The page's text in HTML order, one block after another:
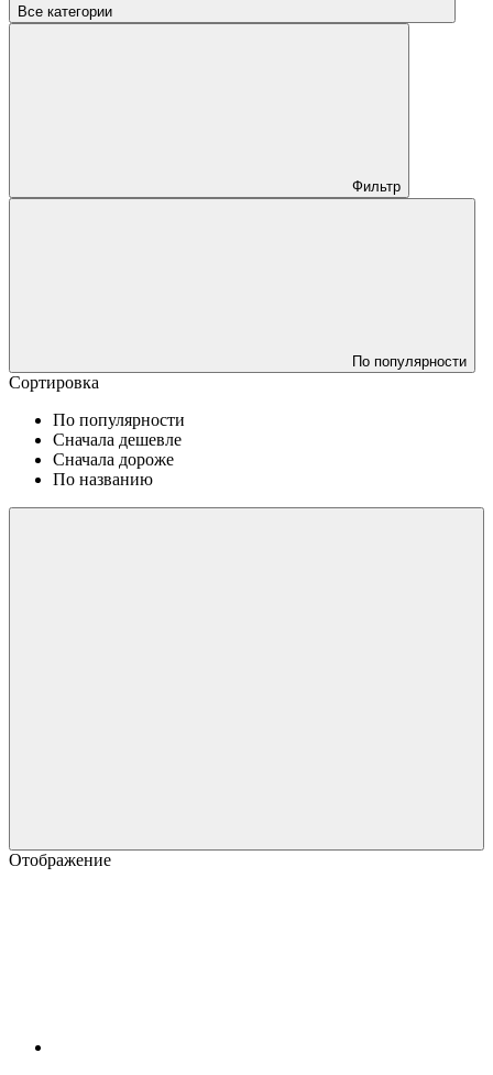
Все категории
Фильтр
По популярности
Сортировка
По популярности
Сначала дешевле
Сначала дороже
По названию
Отображение